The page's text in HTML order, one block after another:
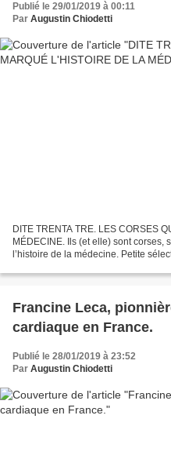
Publié le 29/01/2019 à 00:11
Par Augustin Chiodetti
DITE TRENTA TRE. LES CORSES
MÉDECINE. Ils (et elle) sont corses,
l’histoire de la médecine. Petite
Francine Leca,
cardiaque en France.
Publié le 28/01/2019 à 23:52
Par Augustin Chiodetti